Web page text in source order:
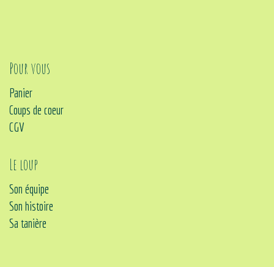
Pour vous
Panier
Coups de coeur
CGV
Le loup
Son équipe
Son histoire
Sa tanière